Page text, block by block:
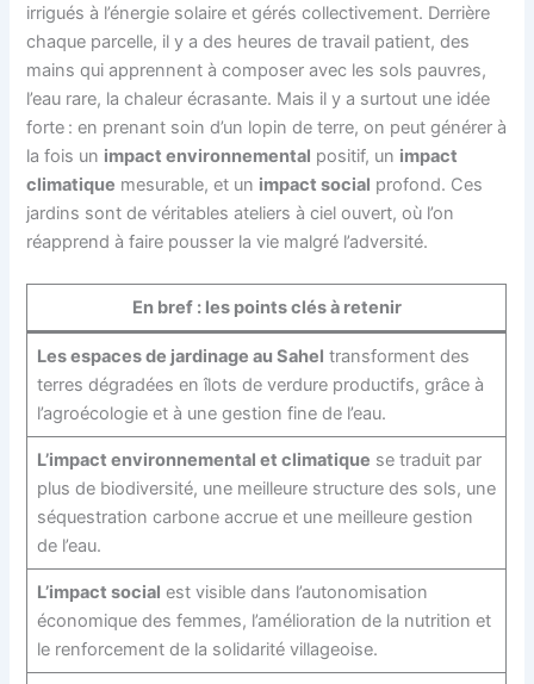
irrigués à l’énergie solaire et gérés collectivement. Derrière
chaque parcelle, il y a des heures de travail patient, des
mains qui apprennent à composer avec les sols pauvres,
l’eau rare, la chaleur écrasante. Mais il y a surtout une idée
forte : en prenant soin d’un lopin de terre, on peut générer à
la fois un impact environnemental positif, un impact
climatique mesurable, et un impact social profond. Ces
jardins sont de véritables ateliers à ciel ouvert, où l’on
réapprend à faire pousser la vie malgré l’adversité.
En bref : les points clés à retenir
Les espaces de jardinage au Sahel transforment des
terres dégradées en îlots de verdure productifs, grâce à
l’agroécologie et à une gestion fine de l’eau.
L’impact environnemental et climatique se traduit par
plus de biodiversité, une meilleure structure des sols, une
séquestration carbone accrue et une meilleure gestion
de l’eau.
L’impact social est visible dans l’autonomisation
économique des femmes, l’amélioration de la nutrition et
le renforcement de la solidarité villageoise.